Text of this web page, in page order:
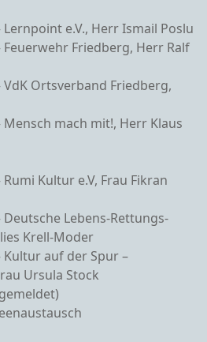
e.V., Herr Ismail Poslu
Feuerwehr Friedberg, Herr Ralf
VdK Ortsverband Friedberg,
Mensch mach mit!, Herr Klaus
Kultur e.V, Frau Fikran
Lebens-Rettungs-
Krell-Moder
Kultur auf der Spur –
Ursula Stock